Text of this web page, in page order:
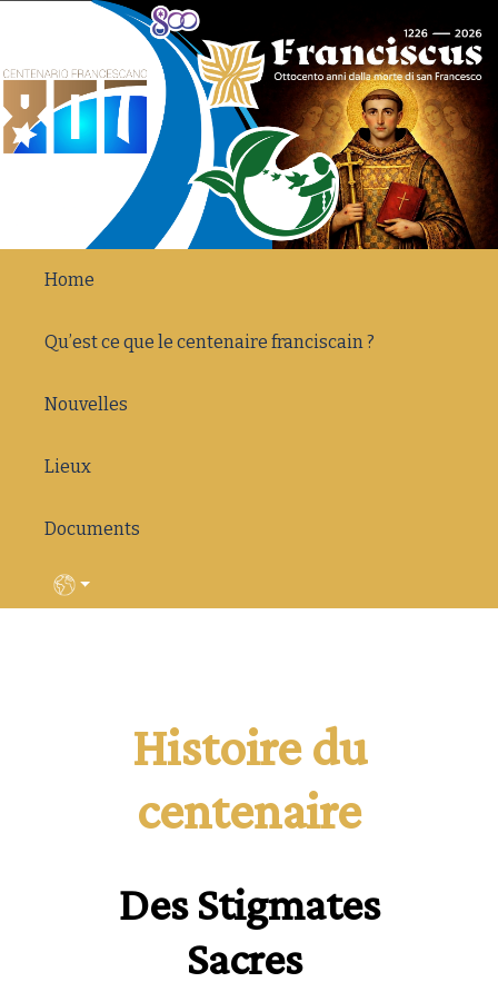
Home
Qu’est ce que le centenaire franciscain ?
Nouvelles
Lieux
Documents
Sélectionnez votre langue
Histoire du
centenaire
Des Stigmates
Sacres